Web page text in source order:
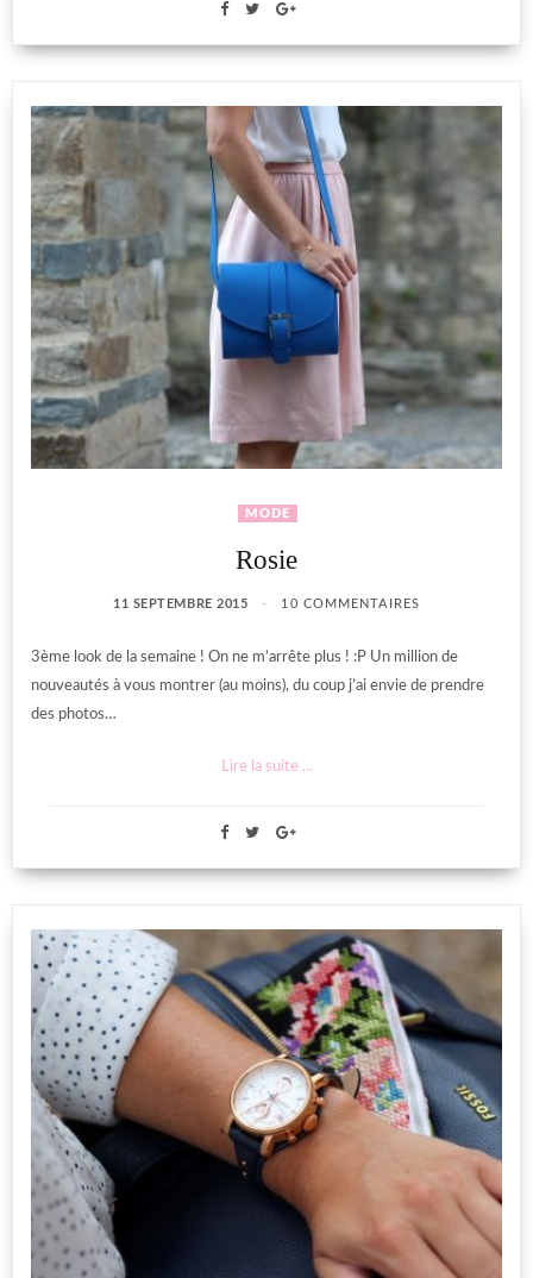
MODE
Rosie
11 SEPTEMBRE 2015 10 COMMENTAIRES
3ème look de la semaine ! On ne m’arrête plus ! :P Un million de
nouveautés à vous montrer (au moins), du coup j’ai envie de prendre
des photos…
Lire la suite ...